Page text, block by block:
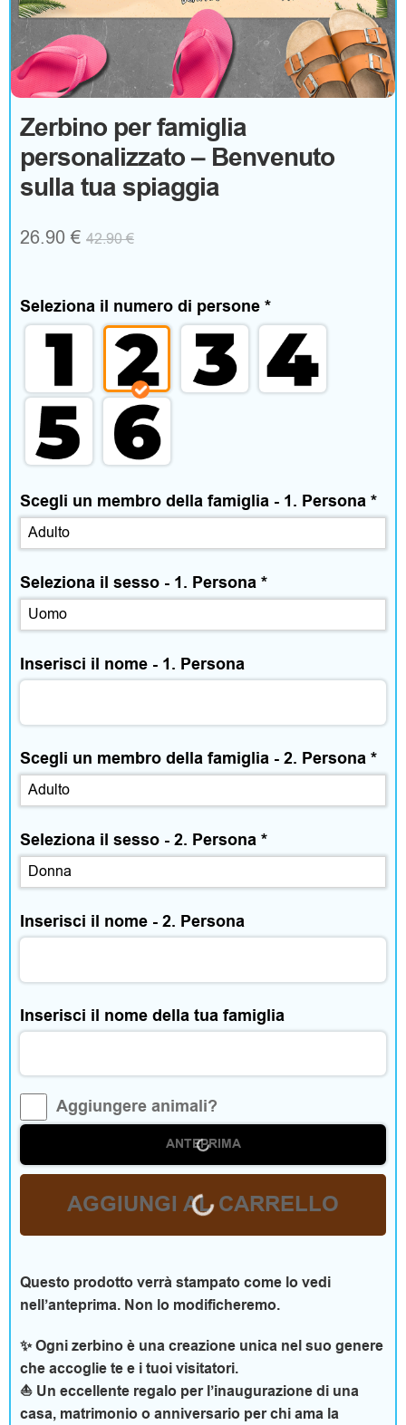
g
o
A
b
b
i
l
m
e
t
o
e
a
c
s
s
o
r
i
C
s
a
t
p
o
l
i
Zerbino per famiglia
personalizzato – Benvenuto
sulla tua spiaggia
26.90 € 42.90€
Seleziona il numero di persone *
Scegli un membro della famiglia - 1. Persona *
Seleziona il sesso - 1. Persona *
Inserisci il nome - 1. Persona
Scegli un membro della famiglia - 2. Persona *
Seleziona il sesso - 2. Persona *
Inserisci il nome - 2. Persona
Inserisci il nome della tua famiglia
Aggiungere animali?
ANTEPRIMA
AGGIUNGI AL CARRELLO
Questo prodotto verrà stampato come lo vedi
nell’anteprima. Non lo modificheremo.
✨ Ogni zerbino è una creazione unica nel suo genere
che accoglie te e i tuoi visitatori.
⛵ Un eccellente regalo per l’inaugurazione di una
casa, matrimonio o anniversario per chi ama la